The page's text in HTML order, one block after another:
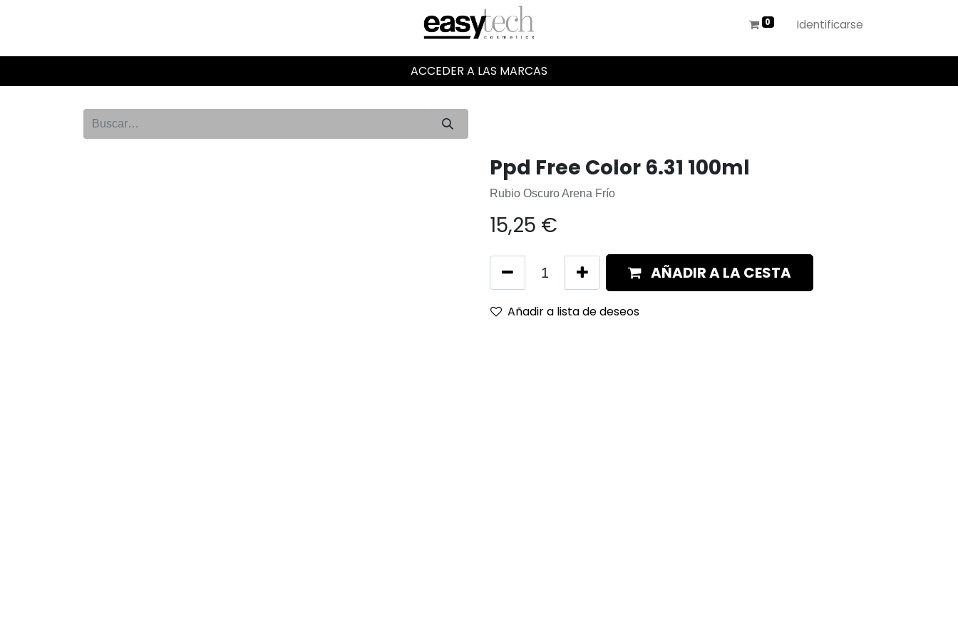
Identificarse
ACCEDER A LAS MARCAS
Ppd Free Color 6.31 100ml
Rubio Oscuro Arena Frío
15,25 €
AÑADIR A LA CESTA
Añadir a lista de deseos